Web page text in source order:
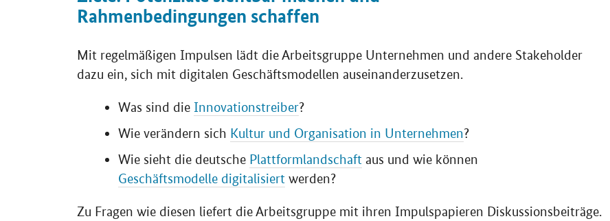
Rahmenbedingungen schaffen
Mit regelmäßigen Impulsen lädt die Arbeitsgruppe Unternehmen und andere Stakeholder
dazu ein, sich mit digitalen Geschäftsmodellen auseinanderzusetzen.
Was sind die Innovationstreiber?
Wie verändern sich Kultur und Organisation in Unternehmen?
Wie sieht die deutsche Plattformlandschaft aus und wie können
Geschäftsmodelle digitalisiert werden?
Zu Fragen wie diesen liefert die Arbeitsgruppe mit ihren Impulspapieren Diskussionsbeiträge.